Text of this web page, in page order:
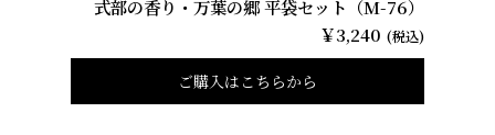
式部の香り・万葉の郷 平袋セット（M-76）
￥3,240 (税込)
ご購入はこちらから